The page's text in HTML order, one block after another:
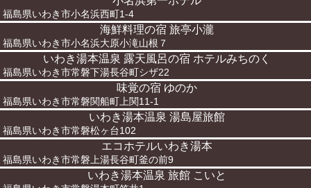
福島県いわき市小名浜西町1-4
海鮮料理の宿 旅亭小瀧
福島県いわき市小名浜大原小滝山根７
いわき湯本温泉 露天風呂の宿 ホテルみちのく
福島県いわき市常磐下湯長谷町シザ22
味覚の宿 ゆのか
福島県いわき市常磐関船町上関11-1
いわき湯本温泉 湯島屋旅館
福島県いわき市常磐松ヶ台102
エコホテルいわき湯本
福島県いわき市常磐上湯長谷町釜の前9
いわき湯本温泉 旅館 こいと